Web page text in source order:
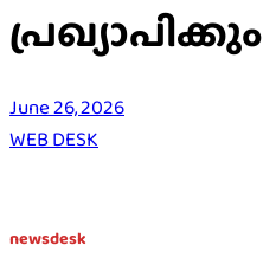
പ്രഖ്യാപിക്കും
June 26, 2026
WEB DESK
newsdesk